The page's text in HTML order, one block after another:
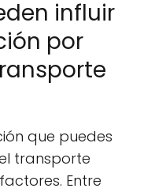
influir
por
que puedes
transporte
Entre